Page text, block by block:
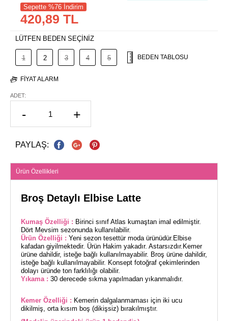
Sepette %76 İndirim
420,89 TL
LÜTFEN BEDEN SEÇİNİZ
1 2 3 4 5 BEDEN TABLOSU
FIYAT ALARM
ADET:
- +
PAYLAŞ:
Ürün Özellikleri
Broş Detaylı Elbise Latte
Kumaş Özelliği : Birinci sınıf Atlas kumaştan imal edilmiştir.
Dört Mevsim sezonunda kullanılabilir.
Ürün Özelliği : Yeni sezon tesettür moda ürünüdür.Elbise
kafadan giyilmektedir. Ürün Hakim yakadır. Astarsızdır.Kemer
ürüne dahildir, isteğe bağlı kullanılmayabilir. Broş ürüne dahildir,
isteğe bağlı kullanılmayabilir. Konsept fotoğraf çekimlerinden
dolayı üründe ton farklılığı olabilir.
Yıkama : 30 derecede sıkma yapılmadan yıkanmalıdır.
Kemer Özelliği : Kemerin dalgalanmaması için iki ucu
dikilmiş, orta kısım boş (dikişsiz) bırakılmıştır.